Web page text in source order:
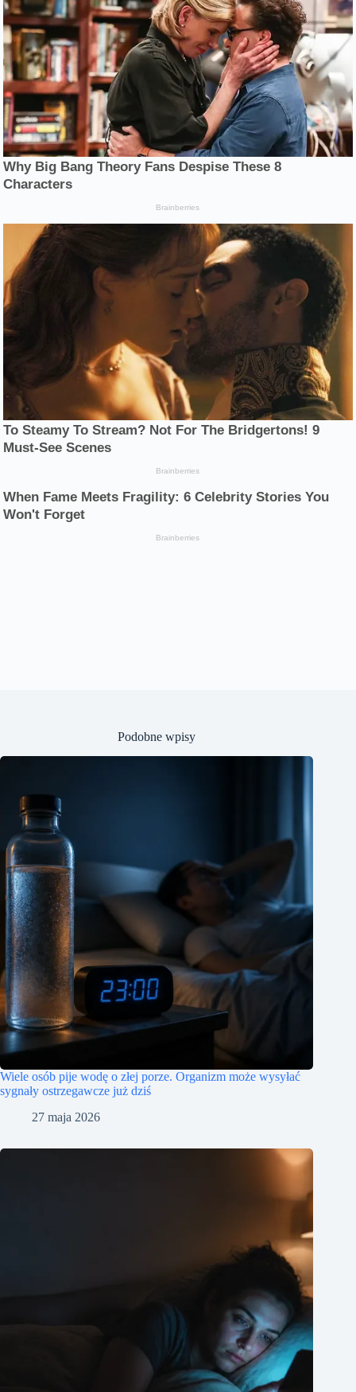
Podobne wpisy
Wiele osób pije wodę o złej porze. Organizm może wysyłać
sygnały ostrzegawcze już dziś
27 maja 2026